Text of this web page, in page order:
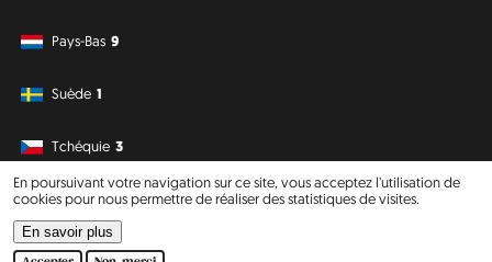
En poursuivant votre navigation sur ce site, vous acceptez l’utilisation de
cookies pour nous permettre de réaliser des statistiques de visites.
En savoir plus
Pays-Bas 9
Suède 1
Tchéquie 3
Amérique du Sud Océanie
Philipp J. Conrad
Website